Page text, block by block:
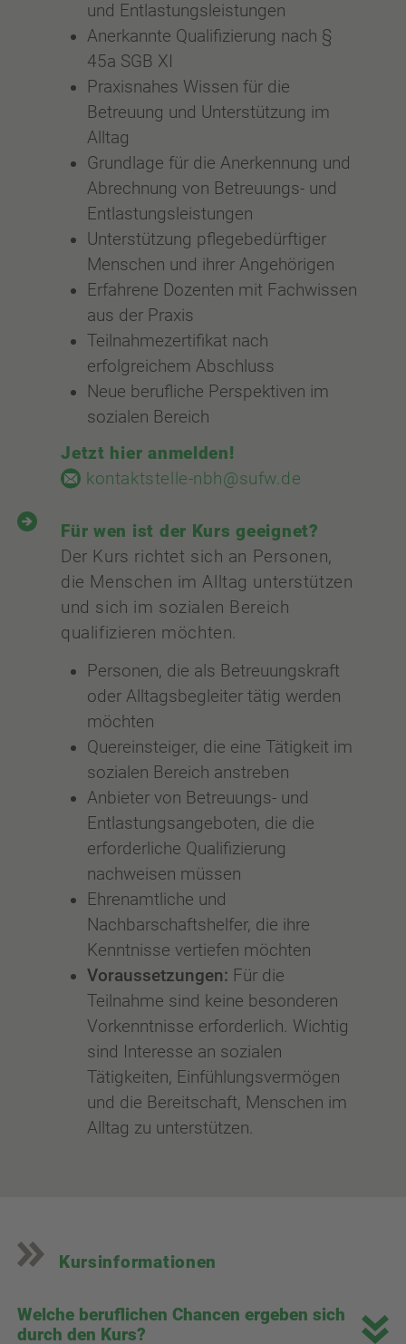
und Entlastungsleistungen
Anerkannte Qualifizierung nach §
45a SGB XI
Praxisnahes Wissen für die
Betreuung und Unterstützung im
Alltag
Grundlage für die Anerkennung und
Abrechnung von Betreuungs- und
Entlastungsleistungen
Unterstützung pflegebedürftiger
Menschen und ihrer Angehörigen
Erfahrene Dozenten mit Fachwissen
aus der Praxis
Teilnahmezertifikat nach
erfolgreichem Abschluss
Neue berufliche Perspektiven im
sozialen Bereich
Jetzt hier anmelden!
kontaktstelle-nbh@sufw.de
Für wen ist der Kurs geeignet?
Der Kurs richtet sich an Personen,
die Menschen im Alltag unterstützen
und sich im sozialen Bereich
qualifizieren möchten.
Personen, die als Betreuungskraft
oder Alltagsbegleiter tätig werden
möchten
Quereinsteiger, die eine Tätigkeit im
sozialen Bereich anstreben
Anbieter von Betreuungs- und
Entlastungsangeboten, die die
erforderliche Qualifizierung
nachweisen müssen
Ehrenamtliche und
Nachbarschaftshelfer, die ihre
Kenntnisse vertiefen möchten
Voraussetzungen: Für die
Teilnahme sind keine besonderen
Vorkenntnisse erforderlich. Wichtig
sind Interesse an sozialen
Tätigkeiten, Einfühlungsvermögen
und die Bereitschaft, Menschen im
Alltag zu unterstützen.
Kursinformationen
Welche beruflichen Chancen ergeben sich
durch den Kurs?